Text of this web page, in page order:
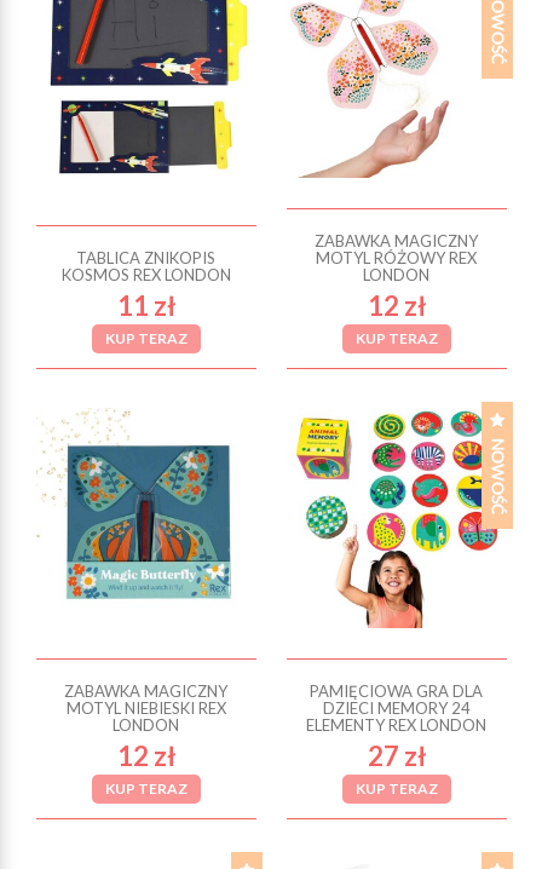
TABLICA ZNIKOPIS
KOSMOS REX LONDON
11 zł
KUP TERAZ
ZABAWKA MAGICZNY
MOTYL RÓŻOWY REX
LONDON
12 zł
KUP TERAZ
ZABAWKA MAGICZNY
MOTYL NIEBIESKI REX
LONDON
12 zł
KUP TERAZ
PAMIĘCIOWA GRA DLA
DZIECI MEMORY 24
ELEMENTY REX LONDON
27 zł
KUP TERAZ